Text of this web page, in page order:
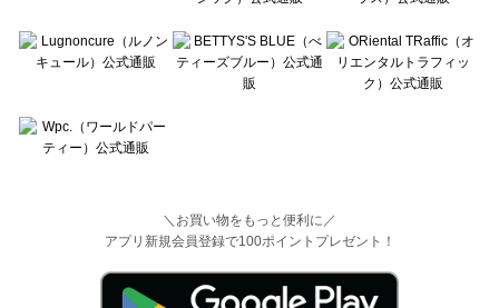
＼お買い物をもっと便利に／
アプリ新規会員登録で100ポイントプレゼント！